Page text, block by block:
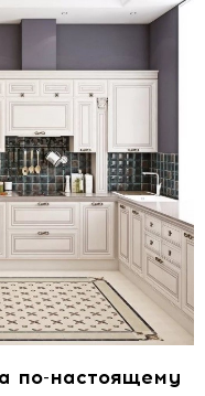
по-настоящему